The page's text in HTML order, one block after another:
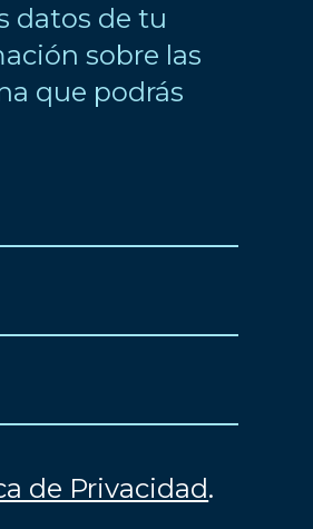
datos de tu
sobre las
que podrás
de Privacidad.